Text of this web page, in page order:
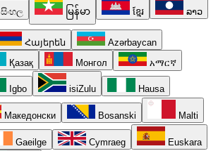
සිංහල မြန်မာ ខ្មែរ ລາວ
Հայերեն
Azərbaycan
Қазақ Монгол አማርኛ
Igbo isiZulu Hausa
Македонски Bosanski Malti
Gaeilge Cymraeg Euskara